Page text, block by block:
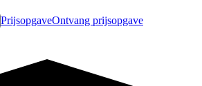
PrijsopgaveOntvang prijsopgave